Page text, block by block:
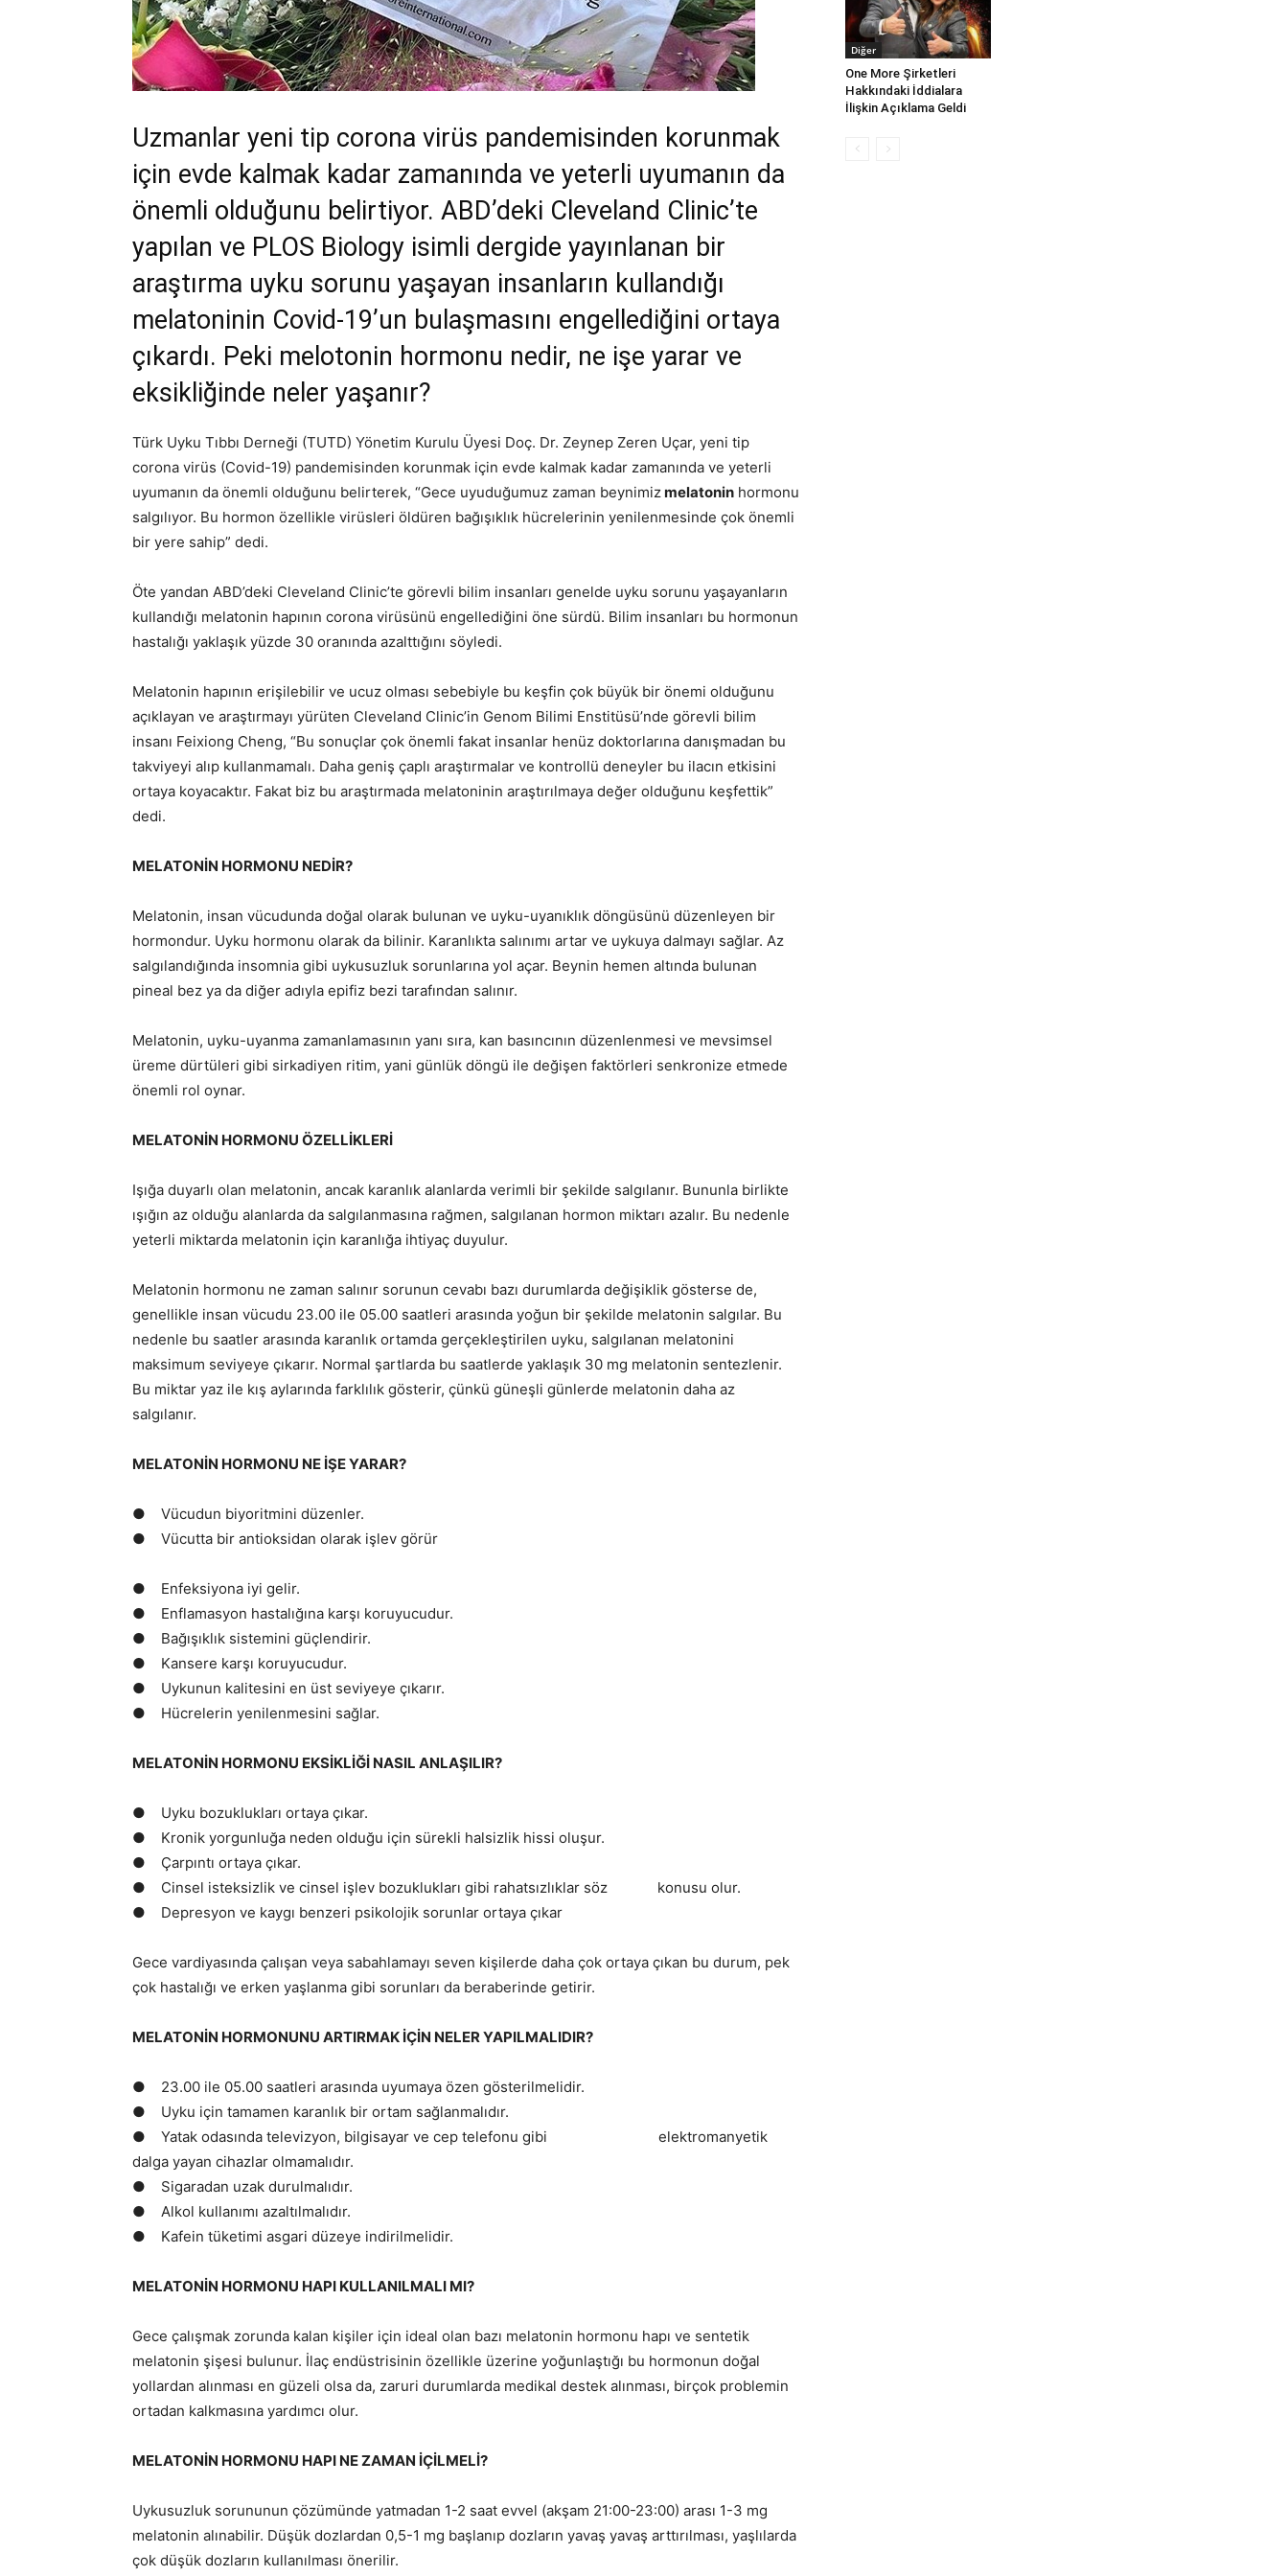
Uzmanlar yeni tip corona virüs pandemisinden korunmak
için evde kalmak kadar zamanında ve yeterli uyumanın da
önemli olduğunu belirtiyor. ABD’deki Cleveland Clinic’te
yapılan ve PLOS Biology isimli dergide yayınlanan bir
araştırma uyku sorunu yaşayan insanların kullandığı
melatoninin Covid-19’un bulaşmasını engellediğini ortaya
çıkardı. Peki melotonin hormonu nedir, ne işe yarar ve
eksikliğinde neler yaşanır?
Türk Uyku Tıbbı Derneği (TUTD) Yönetim Kurulu Üyesi Doç. Dr. Zeynep Zeren Uçar, yeni tip
corona virüs (Covid-19) pandemisinden korunmak için evde kalmak kadar zamanında ve yeterli
uyumanın da önemli olduğunu belirterek, “Gece uyuduğumuz zaman beynimizmelatonin hormonu
salgılıyor. Bu hormon özellikle virüsleri öldüren bağışıklık hücrelerinin yenilenmesinde çok önemli
bir yere sahip” dedi.
Öte yandan ABD’deki Cleveland Clinic’te görevli bilim insanları genelde uyku sorunu yaşayanların
kullandığı melatonin hapının corona virüsünü engellediğini öne sürdü. Bilim insanları bu hormonun
hastalığı yaklaşık yüzde 30 oranında azalttığını söyledi.
Melatonin hapının erişilebilir ve ucuz olması sebebiyle bu keşfin çok büyük bir önemi olduğunu
açıklayan ve araştırmayı yürüten Cleveland Clinic’in Genom Bilimi Enstitüsü’nde görevli bilim
insanı Feixiong Cheng, “Bu sonuçlar çok önemli fakat insanlar henüz doktorlarına danışmadan bu
takviyeyi alıp kullanmamalı. Daha geniş çaplı araştırmalar ve kontrollü deneyler bu ilacın etkisini
ortaya koyacaktır. Fakat biz bu araştırmada melatoninin araştırılmaya değer olduğunu keşfettik”
dedi.
MELATONİN HORMONU NEDİR?
Melatonin, insan vücudunda doğal olarak bulunan ve uyku-uyanıklık döngüsünü düzenleyen bir
hormondur. Uyku hormonu olarak da bilinir. Karanlıkta salınımı artar ve uykuya dalmayı sağlar. Az
salgılandığında insomnia gibi uykusuzluk sorunlarına yol açar. Beynin hemen altında bulunan
pineal bez ya da diğer adıyla epifiz bezi tarafından salınır.
Melatonin, uyku-uyanma zamanlamasının yanı sıra, kan basıncının düzenlenmesi ve mevsimsel
üreme dürtüleri gibi sirkadiyen ritim, yani günlük döngü ile değişen faktörleri senkronize etmede
önemli rol oynar.
MELATONİN HORMONU ÖZELLİKLERİ
Işığa duyarlı olan melatonin, ancak karanlık alanlarda verimli bir şekilde salgılanır. Bununla birlikte
ışığın az olduğu alanlarda da salgılanmasına rağmen, salgılanan hormon miktarı azalır. Bu nedenle
yeterli miktarda melatonin için karanlığa ihtiyaç duyulur.
Melatonin hormonu ne zaman salınır sorunun cevabı bazı durumlarda değişiklik gösterse de,
genellikle insan vücudu 23.00 ile 05.00 saatleri arasında yoğun bir şekilde melatonin salgılar. Bu
nedenle bu saatler arasında karanlık ortamda gerçekleştirilen uyku, salgılanan melatonini
maksimum seviyeye çıkarır. Normal şartlarda bu saatlerde yaklaşık 30 mg melatonin sentezlenir.
Bu miktar yaz ile kış aylarında farklılık gösterir, çünkü güneşli günlerde melatonin daha az
salgılanır.
MELATONİN HORMONU NE İŞE YARAR?
● Vücudun biyoritmini düzenler.
● Vücutta bir antioksidan olarak işlev görür
● Enfeksiyona iyi gelir.
● Enflamasyon hastalığına karşı koruyucudur.
● Bağışıklık sistemini güçlendirir.
● Kansere karşı koruyucudur.
● Uykunun kalitesini en üst seviyeye çıkarır.
● Hücrelerin yenilenmesini sağlar.
MELATONİN HORMONU EKSİKLİĞİ NASIL ANLAŞILIR?
● Uyku bozuklukları ortaya çıkar.
● Kronik yorgunluğa neden olduğu için sürekli halsizlik hissi oluşur.
● Çarpıntı ortaya çıkar.
● Cinsel isteksizlik ve cinsel işlev bozuklukları gibi rahatsızlıklar söz konusu olur.
● Depresyon ve kaygı benzeri psikolojik sorunlar ortaya çıkar
Gece vardiyasında çalışan veya sabahlamayı seven kişilerde daha çok ortaya çıkan bu durum, pek
çok hastalığı ve erken yaşlanma gibi sorunları da beraberinde getirir.
MELATONİN HORMONUNU ARTIRMAK İÇİN NELER YAPILMALIDIR?
● 23.00 ile 05.00 saatleri arasında uyumaya özen gösterilmelidir.
● Uyku için tamamen karanlık bir ortam sağlanmalıdır.
● Yatak odasında televizyon, bilgisayar ve cep telefonu gibi elektromanyetik
dalga yayan cihazlar olmamalıdır.
● Sigaradan uzak durulmalıdır.
● Alkol kullanımı azaltılmalıdır.
● Kafein tüketimi asgari düzeye indirilmelidir.
MELATONİN HORMONU HAPI KULLANILMALI MI?
Gece çalışmak zorunda kalan kişiler için ideal olan bazı melatonin hormonu hapı ve sentetik
melatonin şişesi bulunur. İlaç endüstrisinin özellikle üzerine yoğunlaştığı bu hormonun doğal
yollardan alınması en güzeli olsa da, zaruri durumlarda medikal destek alınması, birçok problemin
ortadan kalkmasına yardımcı olur.
MELATONİN HORMONU HAPI NE ZAMAN İÇİLMELİ?
Uykusuzluk sorununun çözümünde yatmadan 1-2 saat evvel (akşam 21:00-23:00) arası 1-3 mg
melatonin alınabilir. Düşük dozlardan 0,5-1 mg başlanıp dozların yavaş yavaş arttırılması, yaşlılarda
çok düşük dozların kullanılması önerilir.
Diğer
One More Şirketleri
Hakkındaki İddialara
İlişkin Açıklama Geldi